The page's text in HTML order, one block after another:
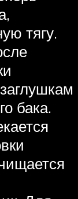
тягу.
бака.